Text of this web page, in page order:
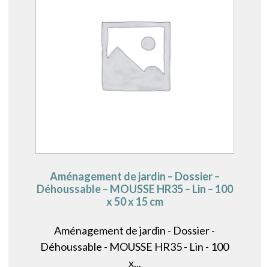
Aménagement de jardin – Dossier –
Déhoussable – MOUSSE HR35 – Lin – 100
x 50 x 15 cm
Aménagement de jardin - Dossier -
Déhoussable - MOUSSE HR35 - Lin - 100
x...